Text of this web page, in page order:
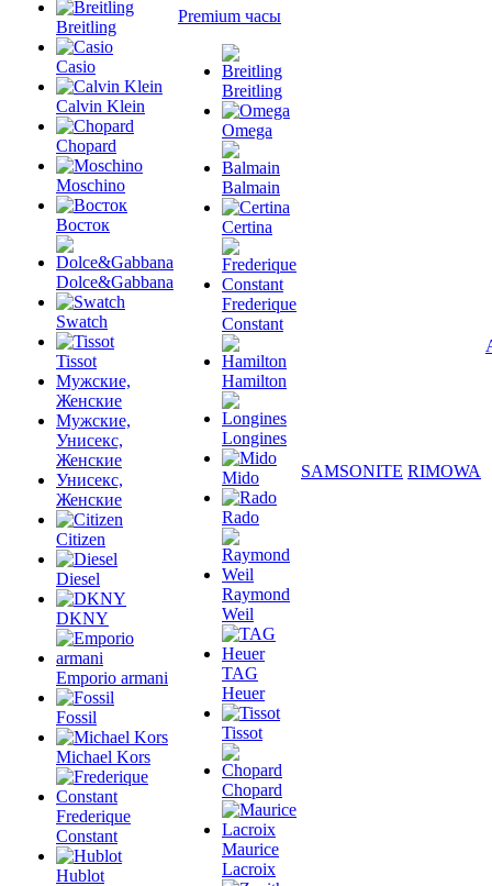
Breitling
Casio
Calvin Klein
Chopard
Moschino
Восток
Dolce&Gabbana
Swatch
Tissot
Мужские,
Женские
Мужские,
Унисекс,
Женские
Унисекс,
Женские
Citizen
Diesel
DKNY
Emporio armani
Fossil
Michael Kors
Frederique
Constant
Hublot
Premium часы
Breitling
Omega
Balmain
Certina
Frederique
Constant
Hamilton
Longines
Mido
Rado
Raymond
Weil
TAG
Heuer
Tissot
Chopard
Maurice
Lacroix
SAMSONITE RIMOWA